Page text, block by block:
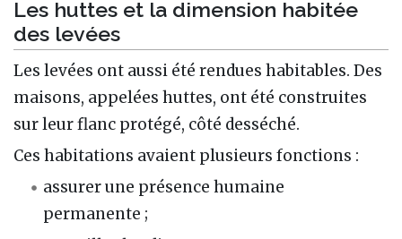
Les huttes et la dimension habitée
des levées
Les levées ont aussi été rendues habitables. Des
maisons, appelées huttes, ont été construites
sur leur flanc protégé, côté desséché.
Ces habitations avaient plusieurs fonctions :
assurer une présence humaine
permanente ;